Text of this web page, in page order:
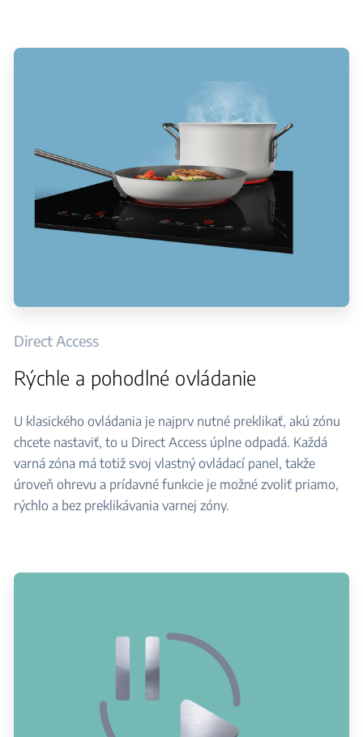
Direct Access
Rýchle a pohodlné ovládanie
U klasického ovládania je najprv nutné preklikať, akú zónu
chcete nastaviť, to u Direct Access úplne odpadá. Každá
varná zóna má totiž svoj vlastný ovládací panel, takže
úroveň ohrevu a prídavné funkcie je možné zvoliť priamo,
rýchlo a bez preklikávania varnej zóny.